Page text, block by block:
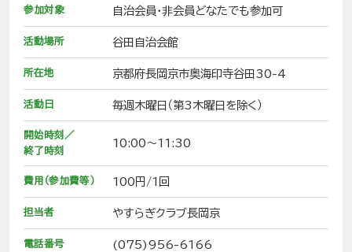
参加対象 自治会員・非会員どなたでも参加可
活動場所 谷田自治会館
所在地 京都府長岡京市奥海印寺谷田30-4
活動日 毎週木曜日（第3木曜日を除く）
開始時刻／
終了時刻
10:00～11:30
費用（参加費等） 100円/1回
担当者 やすらぎクラブ長岡京
電話番号 (075)956-6166